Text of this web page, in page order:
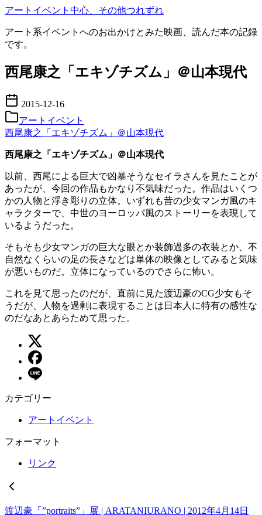
コ
テ
ン
へ
動
アートイベント中心、その他つれずれ
アート系イベントへのお出かけとみた映画、読んだ本の記録
です。
西尾康之「エキゾチズム」＠山本現代
2015-12-16
アートイベント
西尾康之「エキゾチズム」＠山本現代
西尾康之「エキゾチズム」＠山本現代
以前、西尾による巨大で凶暴そうなセイラさんを見たことが
あったが、今回の作品もかなり不気味だった。作品はいくつ
かの人物と浮き彫りの立体。いずれも昔の少女マンガ風のキ
ャラクターで、中世のヨーロッパ風のストーリーを表現して
いるようだった。
そもそも少女マンガの巨大な眼とか装飾過多の衣装とか、不
自然なくらいの足の長さなどは単体の映像としてみると気味
が悪いものだ。立体になっているのでさらに怖い。
これを見て思ったのだが、直前に見た渡辺豪のCG少女もそ
うだが、人物を過剰に表現することは日本人に特有の感性な
のだなあとあらためて思った。
カテゴリー
アートイベント
フォーマット
リンク
渡辺豪「”portraits”」展 | ARATANIURANO | 2012年4月14日